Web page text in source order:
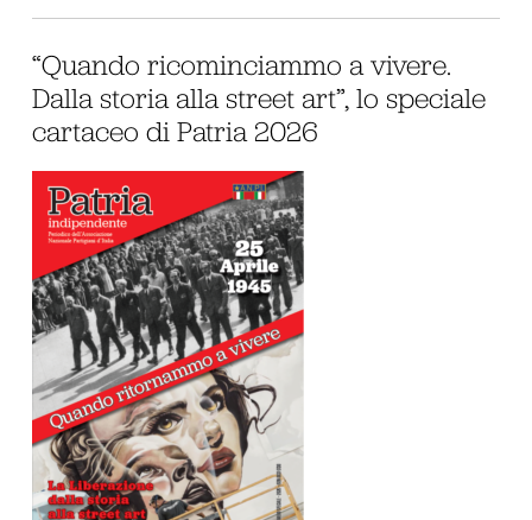
“Quando ricominciammo a vivere.
Dalla storia alla street art”, lo speciale
cartaceo di Patria 2026